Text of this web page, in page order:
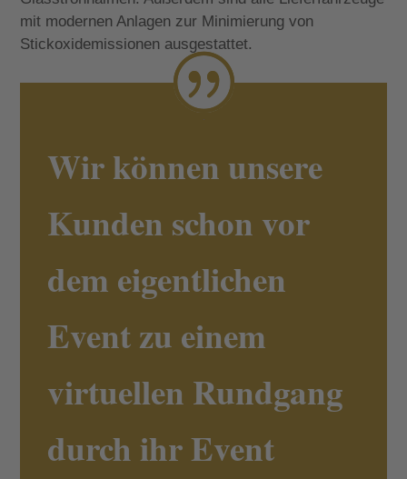
mit modernen Anlagen zur Minimierung von
Stickoxidemissionen ausgestattet.
Wir können unsere
Kunden schon vor
dem eigentlichen
Event zu einem
virtuellen Rundgang
durch ihr Event